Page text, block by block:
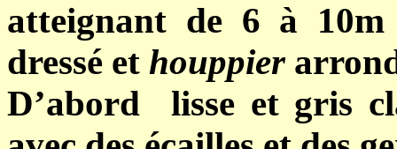
atteignant de 6 à
dressé et houppier
D’abord lisse et gris